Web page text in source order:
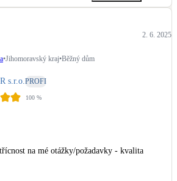
2. 6. 2025
•Jihomoravský kraj•Běžný dům
s.r.o.PROFI
100 %
na mé otážky/požadavky - kvalita